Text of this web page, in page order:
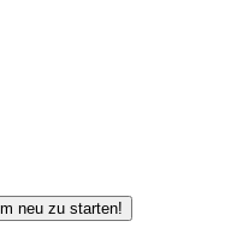
neu zu starten!